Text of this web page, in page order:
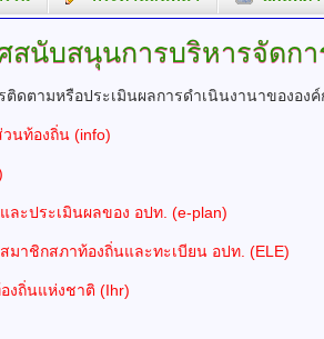
สนับสนุนการบริหารจัดกา
ติดตามหรือประเมินผลการดำเนินงานาขององค์
นท้องถิ่น (info)
ละประเมินผลของ อปท. (e-plan)
มาชิกสภาท้องถิ่นและทะเบียน อปท. (ELE)
งถิ่นแห่งชาติ (Ihr)